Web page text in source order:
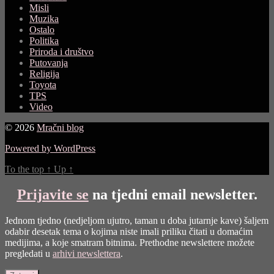
Misli
Muzika
Ostalo
Politika
Priroda i društvo
Putovanja
Religija
Toyota
TPS
Video
© 2026 Mračni blog
Powered by WordPress
To the top ↑ Up ↑
Prijavite se na tjedni email newsletter.
Jednom tjedno (nedjeljom ujutro, taman u doba jutarnje kave) šaljem
odabir desetak tema o kojima niste imali priliku čitati u domaćim
medijima, a koje smatram bitnima. Prethodne newslettere možete
pregledati u arhivi newslettera.